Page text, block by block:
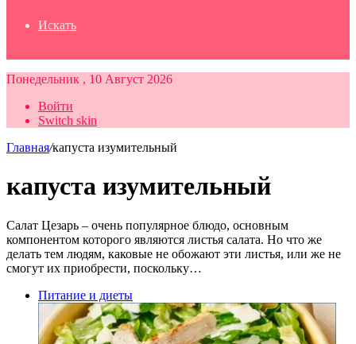
Искать
Понедельник , 10 Август 2026
Войти
Switch skin
Главная/капуста изумительный
капуста изумительный
Салат Цезарь – очень популярное блюдо, основным
компонентом которого являются листья салата. Но что же
делать тем людям, каковые не обожают эти листья, или же не
смогут их приобрести, поскольку…
Питание и диеты